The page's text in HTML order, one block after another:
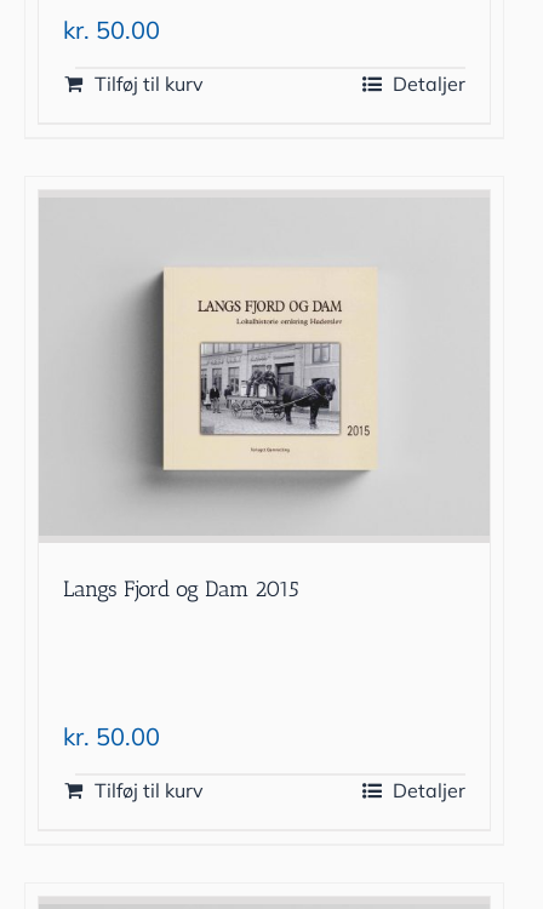
kr. 50.00
Tilføj til kurv Detaljer
Langs Fjord og Dam 2015
kr. 50.00
Tilføj til kurv Detaljer